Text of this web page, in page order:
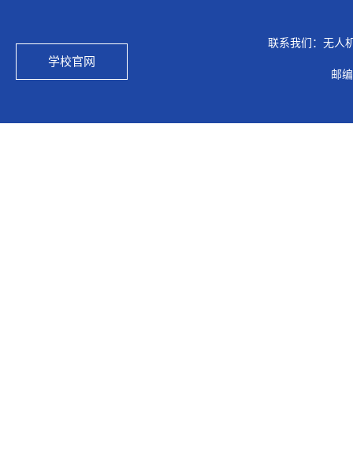
学校官网
联系我们：无人
邮